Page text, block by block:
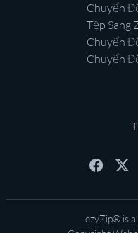
Chuyển
Tệp Sang
Chuyển
Chuyển
ezyZip® is